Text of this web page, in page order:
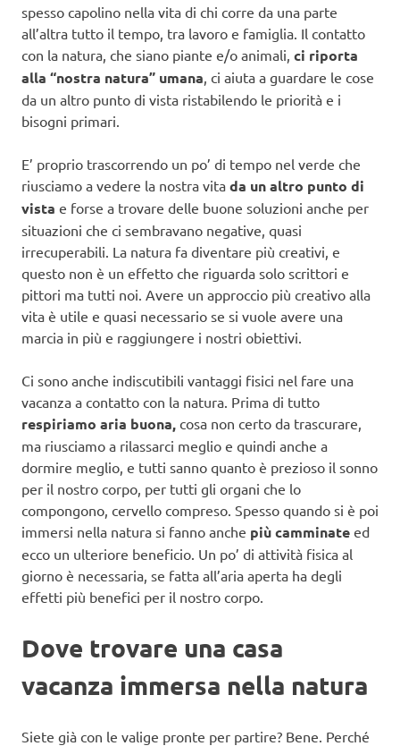
spesso capolino nella vita di chi corre da una parte
all’altra tutto il tempo, tra lavoro e famiglia. Il contatto
con la natura, che siano piante e/o animali, ci riporta
alla “nostra natura” umana , ci aiuta a guardare le cose
da un altro punto di vista ristabilendo le priorità e i
bisogni primari.
E’ proprio trascorrendo un po’ di tempo nel verde che
riusciamo a vedere la nostra vita da un altro punto di
vista e forse a trovare delle buone soluzioni anche per
situazioni che ci sembravano negative, quasi
irrecuperabili. La natura fa diventare più creativi, e
questo non è un effetto che riguarda solo scrittori e
pittori ma tutti noi. Avere un approccio più creativo alla
vita è utile e quasi necessario se si vuole avere una
marcia in più e raggiungere i nostri obiettivi.
Ci sono anche indiscutibili vantaggi fisici nel fare una
vacanza a contatto con la natura. Prima di tutto
respiriamo aria buona, cosa non certo da trascurare,
ma riusciamo a rilassarci meglio e quindi anche a
dormire meglio, e tutti sanno quanto è prezioso il sonno
per il nostro corpo, per tutti gli organi che lo
compongono, cervello compreso. Spesso quando si è poi
immersi nella natura si fanno anche più camminate ed
ecco un ulteriore beneficio. Un po’ di attività fisica al
giorno è necessaria, se fatta all’aria aperta ha degli
effetti più benefici per il nostro corpo.
Dove trovare una casa
vacanza immersa nella natura
Siete già con le valige pronte per partire? Bene. Perché